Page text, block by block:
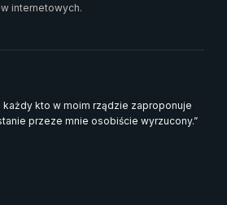
internetowych.
każdy kto w moim rządzie zaproponuje
przeze mnie osobiście wyrzucony.”